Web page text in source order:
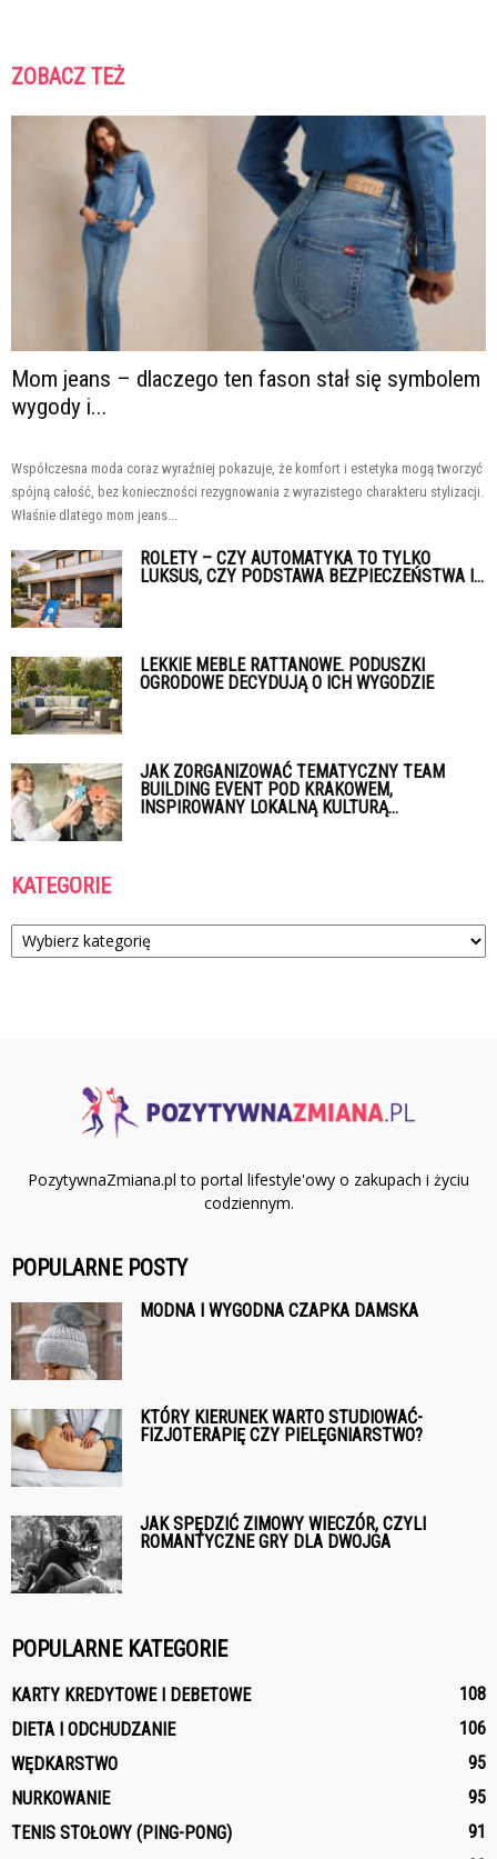
ZOBACZ TEŻ
Mom jeans – dlaczego ten fason stał się symbolem
wygody i...
Współczesna moda coraz wyraźniej pokazuje, że komfort i estetyka mogą tworzyć
spójną całość, bez konieczności rezygnowania z wyrazistego charakteru stylizacji.
Właśnie dlatego mom jeans...
ROLETY – CZY AUTOMATYKA TO TYLKO
LUKSUS, CZY PODSTAWA BEZPIECZEŃSTWA I...
LEKKIE MEBLE RATTANOWE. PODUSZKI
OGRODOWE DECYDUJĄ O ICH WYGODZIE
JAK ZORGANIZOWAĆ TEMATYCZNY TEAM
BUILDING EVENT POD KRAKOWEM,
INSPIROWANY LOKALNĄ KULTURĄ...
KATEGORIE
Kategorie
PozytywnaZmiana.pl to portal lifestyle'owy o zakupach i życiu
codziennym.
POPULARNE POSTY
MODNA I WYGODNA CZAPKA DAMSKA
KTÓRY KIERUNEK WARTO STUDIOWAĆ-
FIZJOTERAPIĘ CZY PIELĘGNIARSTWO?
JAK SPĘDZIĆ ZIMOWY WIECZÓR, CZYLI
ROMANTYCZNE GRY DLA DWOJGA
POPULARNE KATEGORIE
KARTY KREDYTOWE I DEBETOWE
108
DIETA I ODCHUDZANIE
106
WĘDKARSTWO
95
NURKOWANIE
95
TENIS STOŁOWY (PING-PONG)
91